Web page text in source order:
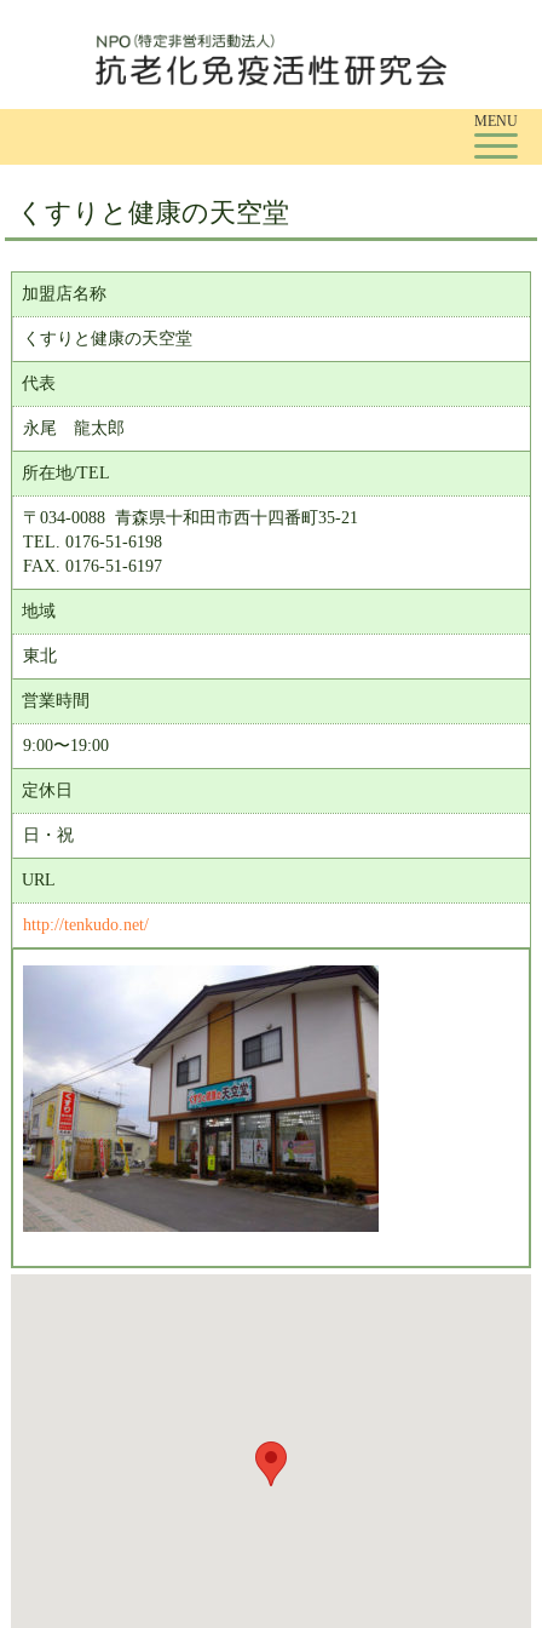
MENU
くすりと健康の天空堂
加盟店名称
くすりと健康の天空堂
代表
永尾 龍太郎
所在地/TEL
〒034-0088 青森県十和田市西十四番町35-21
TEL. 0176-51-6198
FAX. 0176-51-6197
地域
東北
営業時間
9:00〜19:00
定休日
日・祝
URL
http://tenkudo.net/